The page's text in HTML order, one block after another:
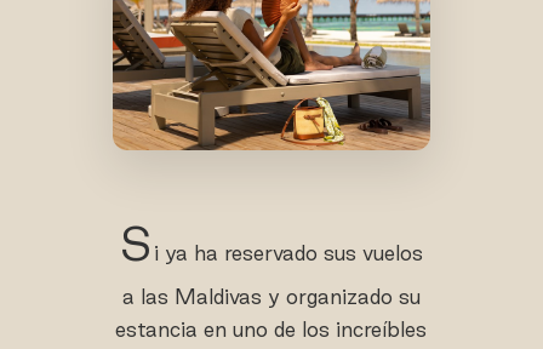
S i ya ha reservado sus vuelos
a las Maldivas y organizado su
estancia en uno de los increíbles